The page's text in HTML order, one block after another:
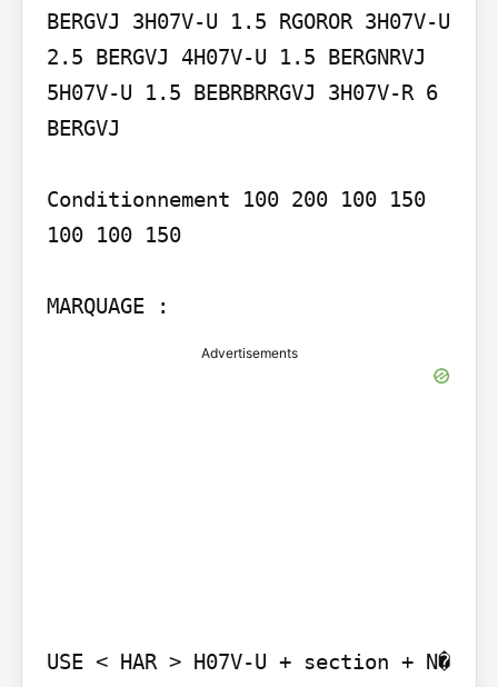
BERGVJ 3H07V-U 1.5 RGOROR 3H07V-U
2.5 BERGVJ 4H07V-U 1.5 BERGNRVJ
5H07V-U 1.5 BEBRBRRGVJ 3H07V-R 6
BERGVJ
Conditionnement 100 200 100 150
100 100 150
MARQUAGE :
Advertisements
USE < HAR > H07V-U + section + N�